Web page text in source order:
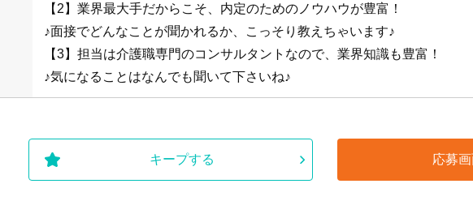
【2】業界最大手だからこそ、内定のためのノウハウが豊富！
♪面接でどんなことが聞かれるか、こっそり教えちゃいます♪
【3】担当は介護職専門のコンサルタントなので、業界知識も豊富！
♪気になることはなんでも聞いて下さいね♪
キープする 応募